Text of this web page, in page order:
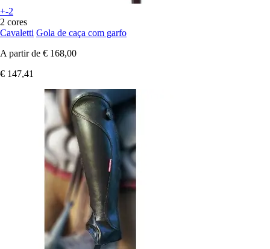
+-2
2 cores
Cavaletti Gola de caça com garfo
A partir de € 168,00
€ 147,41